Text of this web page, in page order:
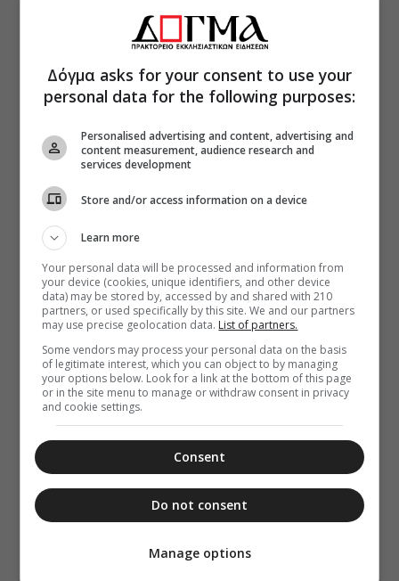
Δόγμα asks for your consent to use your
personal data for the following purposes:
Personalised advertising and content, advertising and
content measurement, audience research and
services development
Store and/or access information on a device
Learn more
Your personal data will be processed and information from
your device (cookies, unique identifiers, and other device
data) may be stored by, accessed by and shared with 210
partners, or used specifically by this site. We and our partners
may use precise geolocation data. List of partners.
Some vendors may process your personal data on the basis
of legitimate interest, which you can object to by managing
your options below. Look for a link at the bottom of this page
or in the site menu to manage or withdraw consent in privacy
and cookie settings.
Consent
Do not consent
Manage options